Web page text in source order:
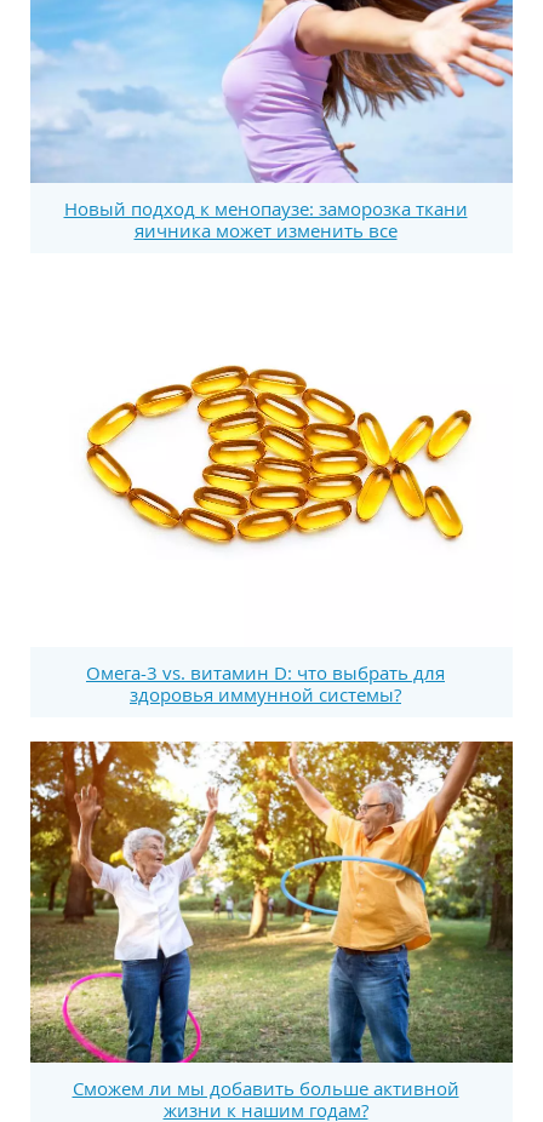
Новый подход к менопаузе: заморозка ткани
яичника может изменить все
Омега-3 vs. витамин D: что выбрать для
здоровья иммунной системы?
Сможем ли мы добавить больше активной
жизни к нашим годам?